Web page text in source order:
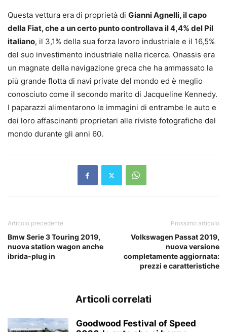
Questa vettura era di proprietà di Gianni Agnelli, il capo
della Fiat, che a un certo punto controllava il 4,4% del Pil
italiano, il 3,1% della sua forza lavoro industriale e il 16,5%
del suo investimento industriale nella ricerca. Onassis era
un magnate della navigazione greca che ha ammassato la
più grande flotta di navi private del mondo ed è meglio
conosciuto come il secondo marito di Jacqueline Kennedy.
I paparazzi alimentarono le immagini di entrambe le auto e
dei loro affascinanti proprietari alle riviste fotografiche del
mondo durante gli anni 60.
Articolo precedente
Bmw Serie 3 Touring 2019,
nuova station wagon anche
ibrida-plug in
Prossimo articolo
Volkswagen Passat 2019,
nuova versione
completamente aggiornata:
prezzi e caratteristiche
Articoli correlati
Goodwood Festival of Speed